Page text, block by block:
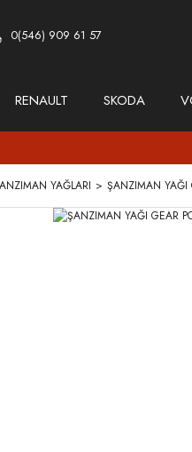
0(546) 909 61 57
RENAULT SKODA
YAĞLARI ŞANZIMAN YAĞI